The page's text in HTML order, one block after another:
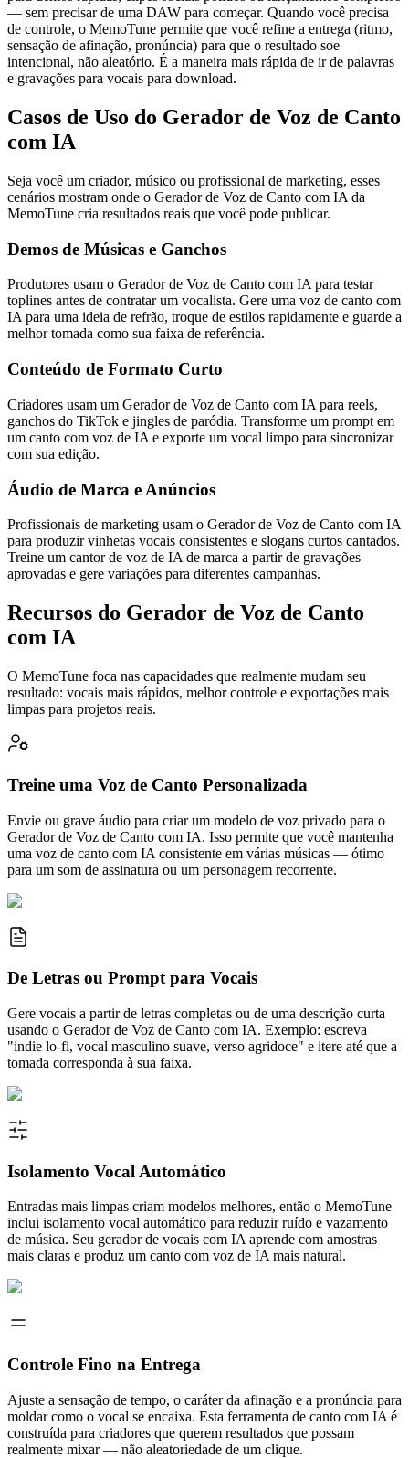
— sem precisar de uma DAW para começar. Quando você precisa
de controle, o MemoTune permite que você refine a entrega (ritmo,
sensação de afinação, pronúncia) para que o resultado soe
intencional, não aleatório. É a maneira mais rápida de ir de palavras
e gravações para vocais para download.
Casos de Uso do Gerador de Voz de Canto
com IA
Seja você um criador, músico ou profissional de marketing, esses
cenários mostram onde o Gerador de Voz de Canto com IA da
MemoTune cria resultados reais que você pode publicar.
Demos de Músicas e Ganchos
Produtores usam o Gerador de Voz de Canto com IA para testar
toplines antes de contratar um vocalista. Gere uma voz de canto com
IA para uma ideia de refrão, troque de estilos rapidamente e guarde a
melhor tomada como sua faixa de referência.
Conteúdo de Formato Curto
Criadores usam um Gerador de Voz de Canto com IA para reels,
ganchos do TikTok e jingles de paródia. Transforme um prompt em
um canto com voz de IA e exporte um vocal limpo para sincronizar
com sua edição.
Áudio de Marca e Anúncios
Profissionais de marketing usam o Gerador de Voz de Canto com IA
para produzir vinhetas vocais consistentes e slogans curtos cantados.
Treine um cantor de voz de IA de marca a partir de gravações
aprovadas e gere variações para diferentes campanhas.
Recursos do Gerador de Voz de Canto
com IA
O MemoTune foca nas capacidades que realmente mudam seu
resultado: vocais mais rápidos, melhor controle e exportações mais
limpas para projetos reais.
Treine uma Voz de Canto Personalizada
Envie ou grave áudio para criar um modelo de voz privado para o
Gerador de Voz de Canto com IA. Isso permite que você mantenha
uma voz de canto com IA consistente em várias músicas — ótimo
para um som de assinatura ou um personagem recorrente.
De Letras ou Prompt para Vocais
Gere vocais a partir de letras completas ou de uma descrição curta
usando o Gerador de Voz de Canto com IA. Exemplo: escreva
"indie lo-fi, vocal masculino suave, verso agridoce" e itere até que a
tomada corresponda à sua faixa.
Isolamento Vocal Automático
Entradas mais limpas criam modelos melhores, então o MemoTune
inclui isolamento vocal automático para reduzir ruído e vazamento
de música. Seu gerador de vocais com IA aprende com amostras
mais claras e produz um canto com voz de IA mais natural.
Controle Fino na Entrega
Ajuste a sensação de tempo, o caráter da afinação e a pronúncia para
moldar como o vocal se encaixa. Esta ferramenta de canto com IA é
construída para criadores que querem resultados que possam
realmente mixar — não aleatoriedade de um clique.